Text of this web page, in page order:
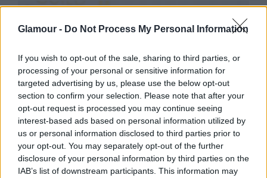
Glamour - Do Not Process My Personal Information
If you wish to opt-out of the sale, sharing to third parties, or
processing of your personal or sensitive information for
targeted advertising by us, please use the below opt-out
section to confirm your selection. Please note that after your
opt-out request is processed you may continue seeing
interest-based ads based on personal information utilized by
us or personal information disclosed to third parties prior to
your opt-out. You may separately opt-out of the further
disclosure of your personal information by third parties on the
IAB’s list of downstream participants. This information may
SZTÁRHÍREK